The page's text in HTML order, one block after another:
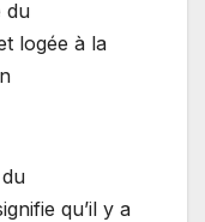
du
logée à la
qu’il y a